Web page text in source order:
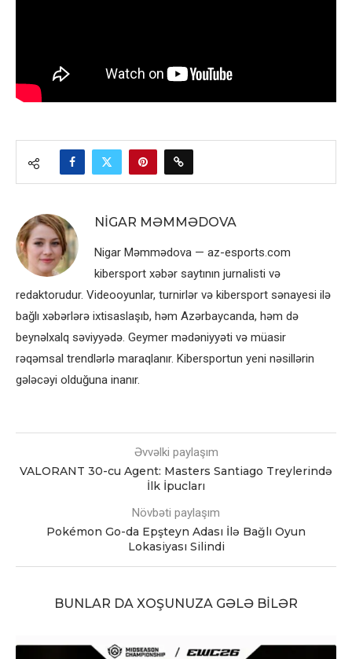
NIGAR MƏMMƏDOVA
Nigar Məmmədova — az-esports.com
kibersport xəbər saytının jurnalisti və
redaktorudur. Videooyunlar, turnirlər və kibersport sənayesi ilə
bağlı xəbərlərə ixtisaslaşıb, həm Azərbaycanda, həm də
beynəlxalq səviyyədə. Geymer mədəniyyəti və müasir
rəqəmsal trendlərlə maraqlanır. Kibersportun yeni nəsillərin
gələcəyi olduğuna inanır.
Əvvəlki paylaşım
VALORANT 30-cu Agent: Masters Santiago Treylerində
İlk İpucları
Növbəti paylaşım
Pokémon Go-da Epşteyn Adası İlə Bağlı Oyun
Lokasiyası Silindi
BUNLAR DA XOŞUNUZA GƏLƏ BILƏR